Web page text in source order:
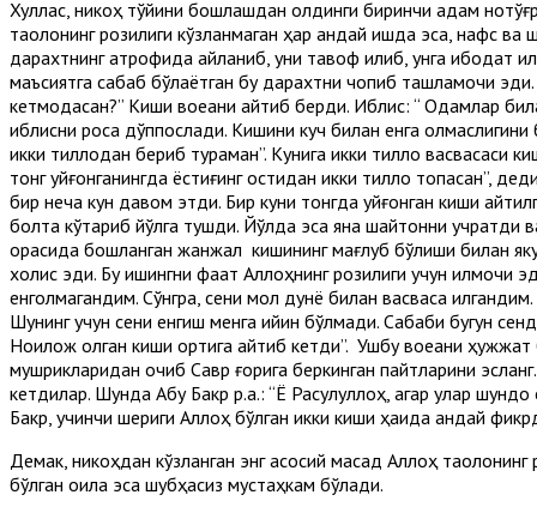
Хуллас, никоҳ тўйини бошлашдан олдинги биринчи қадам
таолонинг розилиги кўзланмаган ҳар қандай ишда эса, нафс
дарахтнинг атрофида айланиб, уни тавоф қилиб, унга ибодат
маъсиятга сабаб бўлаётган бу дарахтни чопиб ташламоқчи
кетмоқдасан?” Киши воқеани айтиб берди. Иблис: “ Одамлар
иблисни роса дўппослади. Кишини куч билан енга олмаслигини
икки тиллодан бериб тураман”. Кунига икки тилло васвасаси
тонг уйғонганингда ёстиғинг остидан икки тилло топасан”,
бир неча кун давом этди. Бир куни тонгда уйғонган киши
болта кўтариб йўлга тушди. Йўлда эса яна шайтонни учратди
орасида бошланган жанжал кишининг мағлуб бўлиши билан
холис эди. Бу ишингни фақат Аллоҳнинг розилиги учун
енголмагандим. Сўнгра, сени мол дунё билан васваса
Шунинг учун сени енгиш менга қийин бўлмади. Сабаби бугун
Ноилож қолган киши ортига қайтиб кетди”. Ушбу воқеани
мушрикларидан қочиб Савр ғорига беркинган пайтларини
кетдилар. Шунда Абу Бакр р.а.: “Ё Расулуллоҳ, агар улар
Бакр, учинчи шериги Аллоҳ бўлган икки киши ҳақида қандай
Демак, никоҳдан кўзланган энг асосий мақсад Аллоҳ
бўлган оила эса шубҳасиз мустаҳкам бўлади.